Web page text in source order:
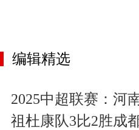
编辑精选
2025中超联赛：河
祖杜康队3比2胜成